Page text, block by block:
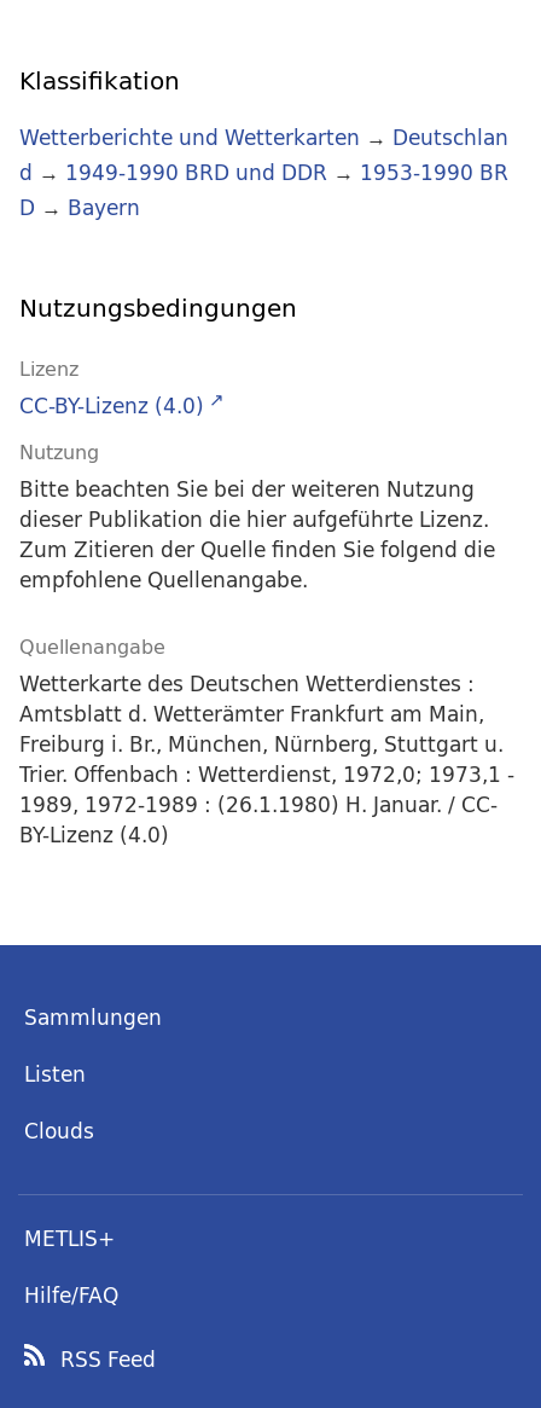
Klassifikation
Wetterberichte und Wetterkarten → Deutschlan
d → 1949-1990 BRD und DDR → 1953-1990 BR
D → Bayern
Nutzungsbedingungen
Lizenz
CC-BY-Lizenz (4.0)
Nutzung
Bitte beachten Sie bei der weiteren Nutzung
dieser Publikation die hier aufgeführte Lizenz.
Zum Zitieren der Quelle finden Sie folgend die
empfohlene Quellenangabe.
Quellenangabe
Wetterkarte des Deutschen Wetterdienstes :
Amtsblatt d. Wetterämter Frankfurt am Main,
Freiburg i. Br., München, Nürnberg, Stuttgart u.
Trier. Offenbach : Wetterdienst, 1972,0; 1973,1 -
1989, 1972-1989 : (26.1.1980) H. Januar. / CC-
BY-Lizenz (4.0)
Sammlungen
Listen
Clouds
METLIS+
Hilfe/FAQ
RSS Feed